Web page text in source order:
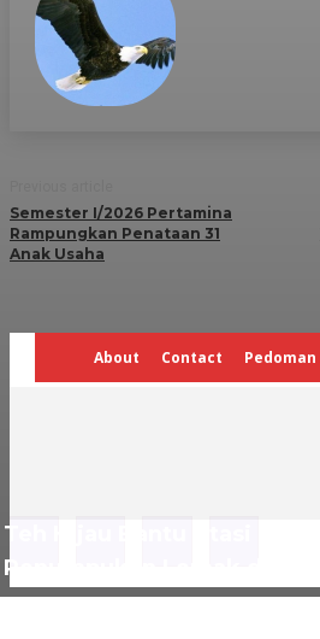
Teh Hijau Bantu Atasi
Penumpukan Lemak di
Semester I/2026 Pertamina
Rampungkan Penataan 31
Anak Usaha
About Contact